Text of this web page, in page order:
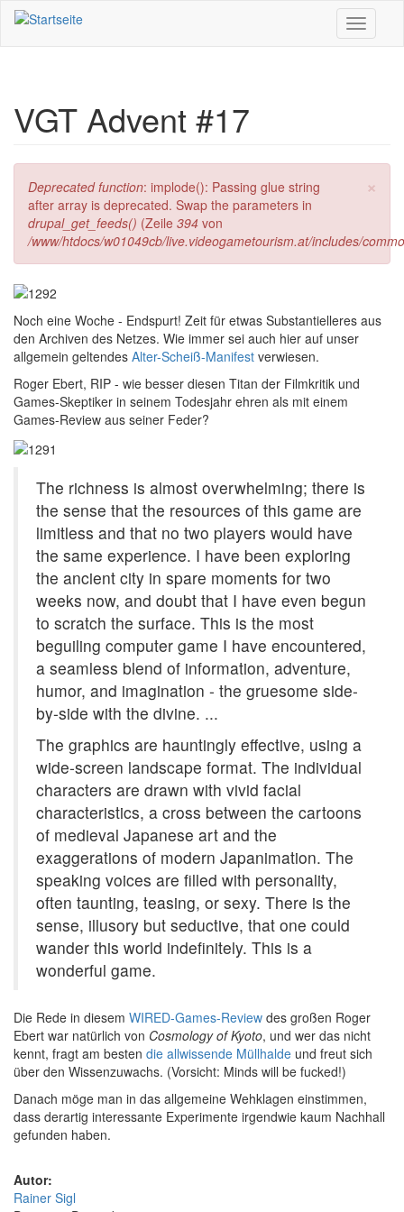
Direkt zum Inhalt
Toggle
VGT Advent #17
×
Fehlermeldung
Deprecated function: implode(): Passing glue string
after array is deprecated. Swap the parameters in
drupal_get_feeds() (Zeile 394 von
/www/htdocs/w01049cb/live.videogametourism.at/includes/
Noch eine Woche - Endspurt! Zeit für etwas Substantielleres aus
den Archiven des Netzes. Wie immer sei auch hier auf unser
allgemein geltendes Alter-Scheiß-Manifest verwiesen.
Roger Ebert, RIP - wie besser diesen Titan der Filmkritik und
Games-Skeptiker in seinem Todesjahr ehren als mit einem
Games-Review aus seiner Feder?
The richness is almost overwhelming; there is
the sense that the resources of this game are
limitless and that no two players would have
the same experience. I have been exploring
the ancient city in spare moments for two
weeks now, and doubt that I have even begun
to scratch the surface. This is the most
beguiling computer game I have encountered,
a seamless blend of information, adventure,
humor, and imagination - the gruesome side-
by-side with the divine. ...
The graphics are hauntingly effective, using a
wide-screen landscape format. The individual
characters are drawn with vivid facial
characteristics, a cross between the cartoons
of medieval Japanese art and the
exaggerations of modern Japanimation. The
speaking voices are filled with personality,
often taunting, teasing, or sexy. There is the
sense, illusory but seductive, that one could
wander this world indefinitely. This is a
wonderful game.
Die Rede in diesem WIRED-Games-Review des großen Roger
Ebert war natürlich von Cosmology of Kyoto, und wer das nicht
kennt, fragt am besten die allwissende Müllhalde und freut sich
über den Wissenzuwachs. (Vorsicht: Minds will be fucked!)
Danach möge man in das allgemeine Wehklagen einstimmen,
dass derartig interessante Experimente irgendwie kaum Nachhall
gefunden haben.
Autor:
Rainer Sigl